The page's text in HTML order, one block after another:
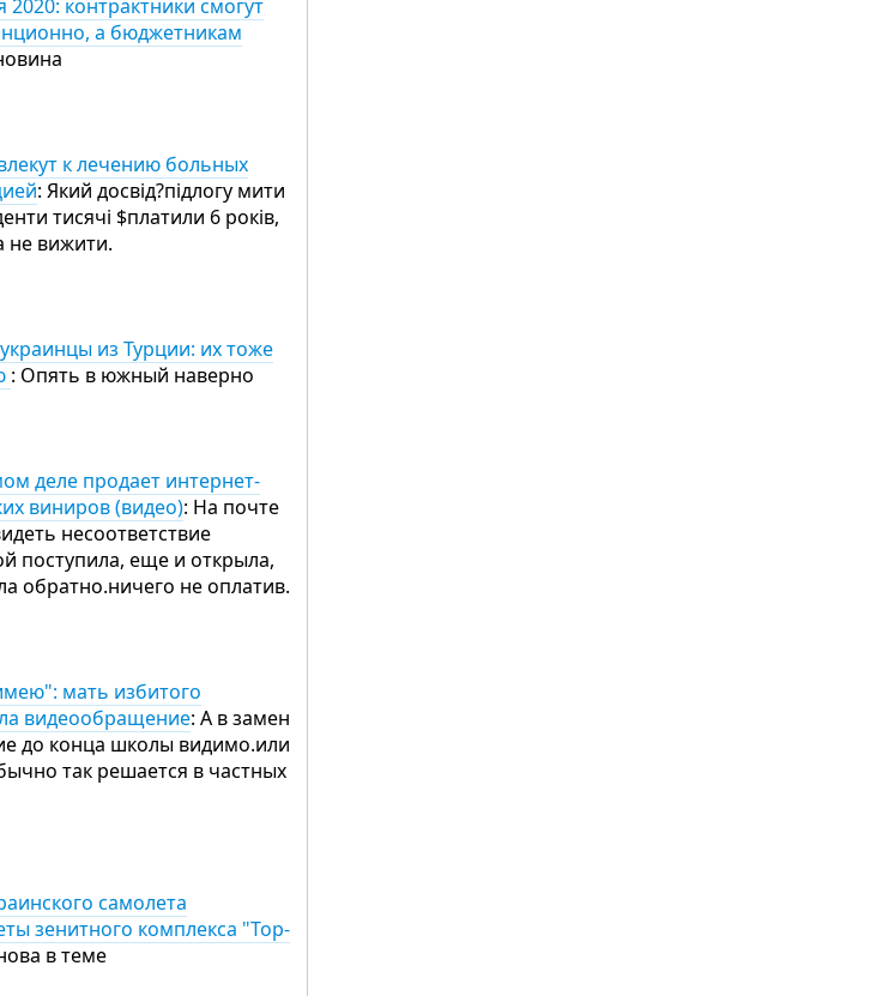
контрактники смогут
а бюджетникам
к лечению больных
: Який досвід?підлогу мити
тисячі $платили 6 років,
не вижити.
из Турции: их тоже
: Опять в южный наверно
деле продает интернет-
виниров (видео): На почте
несоответствие
поступила, еще и открыла,
обратно.ничего не оплатив.
мать избитого
видеообращение: А в замен
до конца школы видимо.или
так решается в частных
самолета
зенитного комплекса "Тор-
в теме